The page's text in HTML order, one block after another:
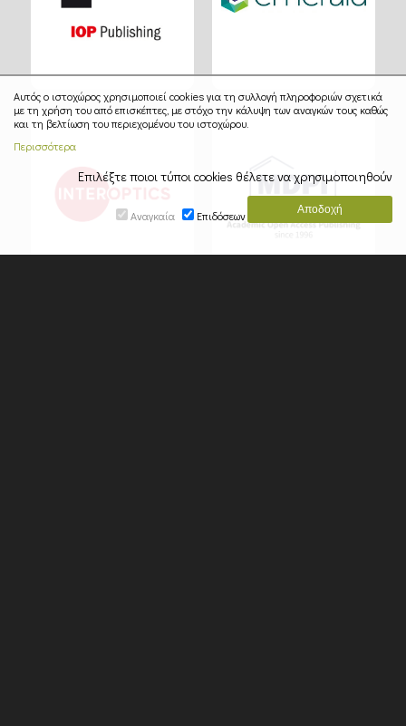
Αυτός ο ιστοχώρος χρησιμοποιεί cookies για τη συλλογή πληροφοριών σχετικά
με τη χρήση του από επισκέπτες, με στόχο την κάλυψη των αναγκών τους καθώς
και τη βελτίωση του περιεχομένου του ιστοχώρου.
Περισσότερα
Επιλέξτε ποιοι τύποι cookies θέλετε να χρησιμοποιηθούν
Αναγκαία Επιδόσεων